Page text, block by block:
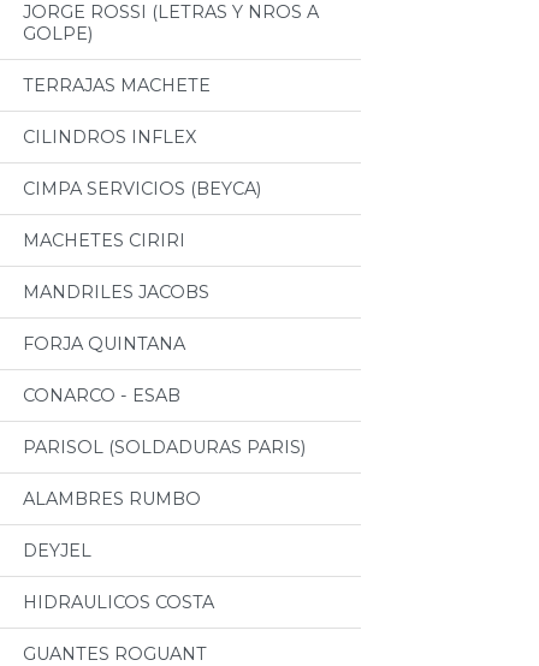
JORGE ROSSI (LETRAS Y NROS A
GOLPE)
TERRAJAS MACHETE
CILINDROS INFLEX
CIMPA SERVICIOS (BEYCA)
MACHETES CIRIRI
MANDRILES JACOBS
FORJA QUINTANA
CONARCO - ESAB
PARISOL (SOLDADURAS PARIS)
ALAMBRES RUMBO
DEYJEL
HIDRAULICOS COSTA
GUANTES ROGUANT